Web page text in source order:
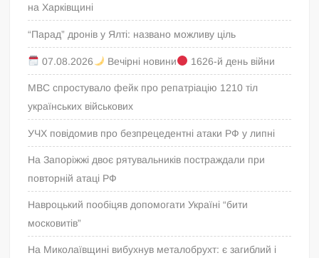
на Харківщині
“Парад” дронів у Ялті: названо можливу ціль
07.08.2026 Вечірні новини 1626-й день війни
МВС спростувало фейк про репатріацію 1210 тіл
українських військових
УЧХ повідомив про безпрецедентні атаки РФ у липні
На Запоріжжі двоє рятувальників постраждали при
повторній атаці РФ
Навроцький пообіцяв допомогати Україні “бити
московитів”
На Миколаївщині вибухнув металобрухт: є загиблий і